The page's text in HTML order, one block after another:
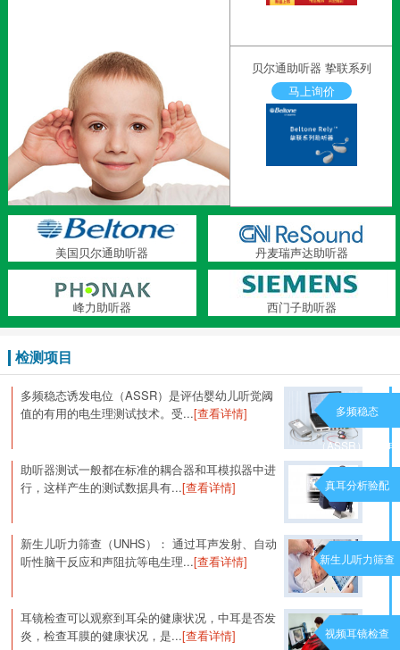
贝尔通助听器 挚联系列
马上询价
美国贝尔通助听器 丹麦瑞声达助听器
峰力助听器 西门子助听器
检测项目
多频稳态诱发电位（ASSR）是评估婴幼儿听觉阈
值的有用的电生理测试技术。受...[查看详情] 多频稳态
（ASSR）诱发电
位
助听器测试一般都在标准的耦合器和耳模拟器中进
行，这样产生的测试数据具有...[查看详情] 真耳分析验配
新生儿听力筛查（UNHS）： 通过耳声发射、自动
听性脑干反应和声阻抗等电生理...[查看详情] 新生儿听力筛查
耳镜检查可以观察到耳朵的健康状况，中耳是否发
炎，检查耳膜的健康状况，是...[查看详情] 视频耳镜检查